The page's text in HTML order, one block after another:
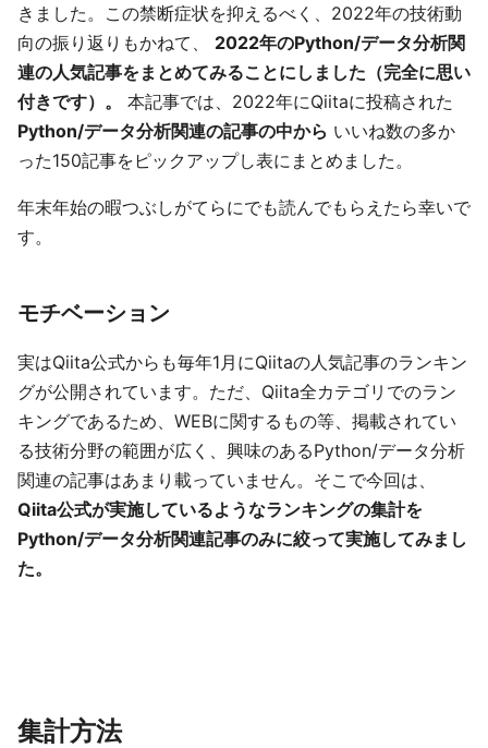
きました。この禁断症状を抑えるべく、2022年の技術動
向の振り返りもかねて、 2022年のPython/データ分析関
連の人気記事をまとめてみることにしました（完全に思い
付きです）。
本記事では、2022年にQiitaに投稿された
Python/データ分析関連の記事の中から いいね数の多か
った150記事をピックアップし表にまとめました。
年末年始の暇つぶしがてらにでも読んでもらえたら幸いで
す。
モチベーション
実はQiita公式からも毎年1月にQiitaの人気記事のランキン
グが公開されています。ただ、Qiita全カテゴリでのラン
キングであるため、WEBに関するもの等、掲載されてい
る技術分野の範囲が広く、興味のあるPython/データ分析
関連の記事はあまり載っていません。そこで今回は、
Qiita公式が実施しているようなランキングの集計を
Python/データ分析関連記事のみに絞って実施してみまし
た。
集計方法